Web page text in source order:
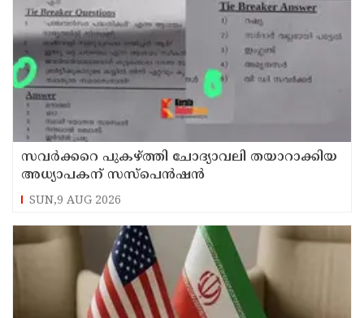
സവര്‍ക്കറെ പുകഴ്ത്തി ചോദ്യാവലി തയാറാക്കിയ
അധ്യാപകന് സസ്‌പെന്‍ഷന്‍
SUN,9 AUG 2026